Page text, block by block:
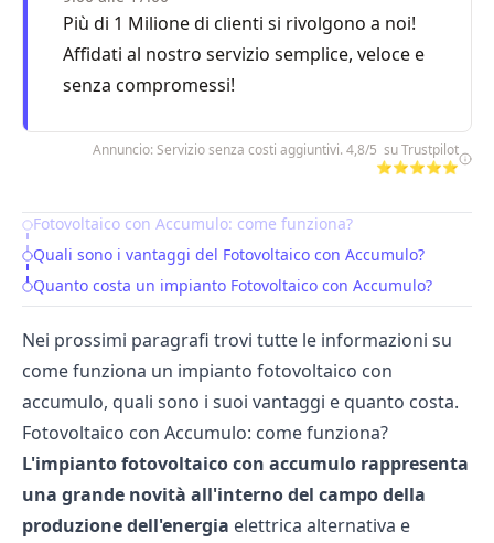
Più di 1 Milione di clienti si rivolgono a noi!
Affidati al nostro servizio semplice, veloce e
senza compromessi!
Annuncio: Servizio senza costi aggiuntivi. 4,8/5 su Trustpilot
⭐⭐⭐⭐⭐
Table of Contents
Fotovoltaico con Accumulo: come funziona?
Quali sono i vantaggi del Fotovoltaico con Accumulo?
Quanto costa un impianto Fotovoltaico con Accumulo?
Nei prossimi paragrafi trovi tutte le informazioni su
come funziona un impianto fotovoltaico con
accumulo, quali sono i suoi vantaggi e quanto costa.
Fotovoltaico con Accumulo: come funziona?
L'impiantofotovoltaicocon accumulo rappresenta
una grande novità all'internodel campodella
produzionedell'energia elettrica alternativa e